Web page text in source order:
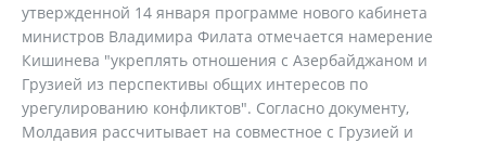
утвержденной 14 января программе нового кабинета
министров Владимира Филата отмечается намерение
Кишинева "укреплять отношения с Азербайджаном и
Грузией из перспективы общих интересов по
урегулированию конфликтов". Согласно документу,
Молдавия рассчитывает на совместное с Грузией и